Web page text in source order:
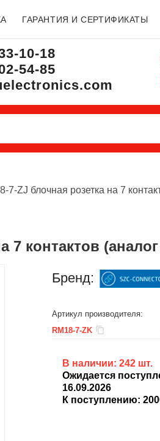
ГАРАНТИЯ И СЕРТИФИКАТЫ
10-18
54-85
7-ZJ блочная розетка на 7
7 контактов
Бренд:
Артикул производителя:
RM18-7-ZK
В наличии: 242шт.
Ожидается
16.09.2026
К поступлению: